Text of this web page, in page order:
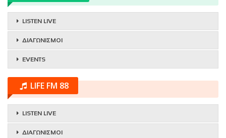
LISTEN LIVE
ΔΙΑΓΩΝΙΣΜΟΙ
EVENTS
LIFE FM 88
LISTEN LIVE
ΔΙΑΓΩΝΙΣΜΟΙ